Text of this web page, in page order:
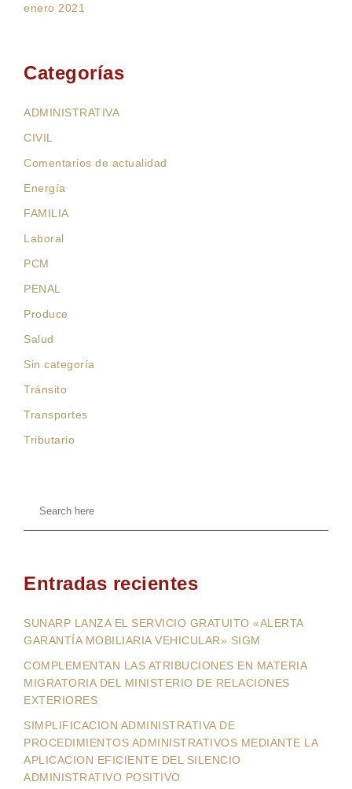
enero 2021
Categorías
ADMINISTRATIVA
CIVIL
Comentarios de actualidad
Energía
FAMILIA
Laboral
PCM
PENAL
Produce
Salud
Sin categoría
Tránsito
Transportes
Tributario
Entradas recientes
SUNARP LANZA EL SERVICIO GRATUITO «ALERTA
GARANTÍA MOBILIARIA VEHICULAR» SIGM
COMPLEMENTAN LAS ATRIBUCIONES EN MATERIA
MIGRATORIA DEL MINISTERIO DE RELACIONES
EXTERIORES
SIMPLIFICACION ADMINISTRATIVA DE
PROCEDIMIENTOS ADMINISTRATIVOS MEDIANTE LA
APLICACION EFICIENTE DEL SILENCIO
ADMINISTRATIVO POSITIVO